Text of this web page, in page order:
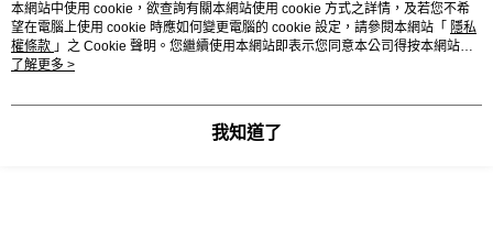
本網站中使用 cookie，欲查詢有關本網站使用 cookie 方式之詳情，及若您不希
望在電腦上使用 cookie 時應如何變更電腦的 cookie 設定，請參閱本網站「 隱私
權條款 」之 Cookie 聲明。您繼續使用本網站即表示您同意本公司得按本網站使
用條款之 Cookie 聲明使用 cookie。
了解更多 >
我知道了